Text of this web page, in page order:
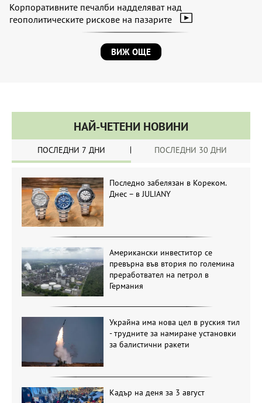
Корпоративните печалби надделяват над
геополитическите рискове на пазарите
ВИЖ ОЩЕ
НАЙ-ЧЕТЕНИ НОВИНИ
ПОСЛЕДНИ 7 ДНИ ПОСЛЕДНИ 30 ДНИ
Последно забелязан в Кореком.
Днес – в JULIANY
Американски инвеститор се
превърна във втория по големина
преработвател на петрол в
Германия
Украйна има нова цел в руския тил
- трудните за намиране установки
за балистични ракети
Кадър на деня за 3 август